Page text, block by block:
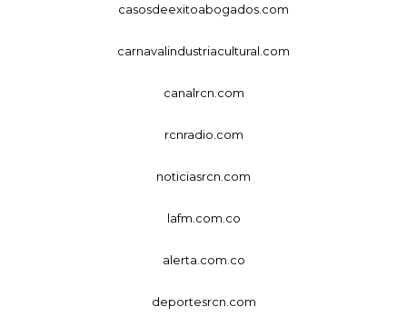
casosdeexitoabogados.com
carnavalindustriacultural.com
canalrcn.com
rcnradio.com
noticiasrcn.com
lafm.com.co
alerta.com.co
deportesrcn.com